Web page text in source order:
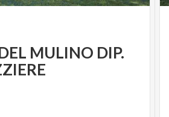
MULINO DIP.